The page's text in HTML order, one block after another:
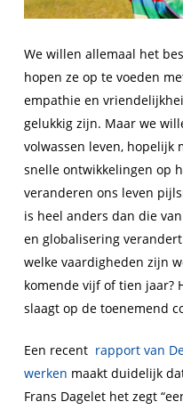
We willen allemaal het
hopen ze op te voeden
empathie en
gelukkig zijn. Maar we
volwassen leven, hopelijk
snelle ontwikkelingen op
veranderen ons leven
is heel anders dan die
en globalisering
welke vaardigheden zijn
komende vijf of tien jaar?
slaagt op de toenemend
Een recent rapport van
werken maakt duidelijk
Frans Dagelet het zegt